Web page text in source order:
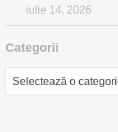
iulie 14, 2026
Categorii
Categorii